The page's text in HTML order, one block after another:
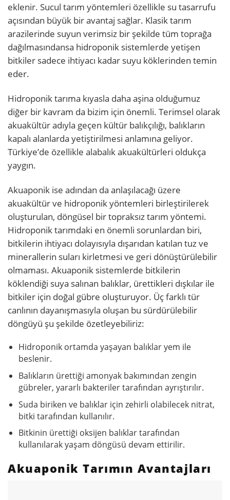
eklenir. Sucul tarım yöntemleri özellikle su tasarrufu
açısından büyük bir avantaj sağlar. Klasik tarım
arazilerinde suyun verimsiz bir şekilde tüm toprağa
dağılmasındansa hidroponik sistemlerde yetişen
bitkiler sadece ihtiyacı kadar suyu köklerinden temin
eder.
Hidroponik tarıma kıyasla daha aşina olduğumuz
diğer bir kavram da bizim için önemli. Terimsel olarak
akuakültür adıyla geçen kültür balıkçılığı, balıkların
kapalı alanlarda yetiştirilmesi anlamına geliyor.
Türkiye’de özellikle alabalık akuakültürleri oldukça
yaygın.
Akuaponik ise adından da anlaşılacağı üzere
akuakültür ve hidroponik yöntemleri birleştirilerek
oluşturulan, döngüsel bir topraksız tarım yöntemi.
Hidroponik tarımdaki en önemli sorunlardan biri,
bitkilerin ihtiyacı dolayısıyla dışarıdan katılan tuz ve
minerallerin suları kirletmesi ve geri dönüştürülebilir
olmaması. Akuaponik sistemlerde bitkilerin
köklendiği suya salınan balıklar, ürettikleri dışkılar ile
bitkiler için doğal gübre oluşturuyor. Üç farklı tür
canlının dayanışmasıyla oluşan bu sürdürülebilir
döngüyü şu şekilde özetleyebiliriz:
Hidroponik ortamda yaşayan balıklar yem ile
beslenir.
Balıkların ürettiği amonyak bakımından zengin
gübreler, yararlı bakteriler tarafından ayrıştırılır.
Suda biriken ve balıklar için zehirli olabilecek nitrat,
bitki tarafından kullanılır.
Bitkinin ürettiği oksijen balıklar tarafından
kullanılarak yaşam döngüsü devam ettirilir.
Akuaponik Tarımın Avantajları